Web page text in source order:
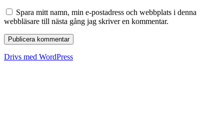
Spara mitt namn, min e-postadress och webbplats i denna
webbläsare till nästa gång jag skriver en kommentar.
Drivs med WordPress